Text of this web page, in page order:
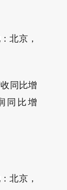
北京，
同比增
同比增
北京，